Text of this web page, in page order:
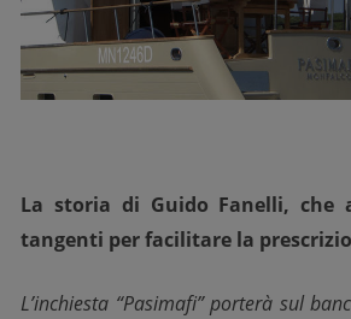
La storia di Guido Fanelli, che
tangenti per facilitare la
L’inchiesta “Pasimafi” porterà sul